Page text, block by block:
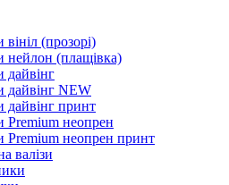
(прозорі)
нейлон (плащівка)
дайвінг
дайвінг NEW
дайвінг принт
Premium неопрен
Premium неопрен принт
валізи